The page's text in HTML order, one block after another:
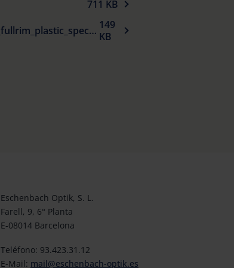
711 KB
Declaracion_UE_de_conformidad_fullrim_plastic_spectacle_frames_sun_protection_es.pdf 149
KB
Eschenbach Optik, S. L.
Farell, 9, 6° Planta
E-08014 Barcelona
Teléfono: 93.423.31.12
E-Mail: mail@eschenbach-optik.es